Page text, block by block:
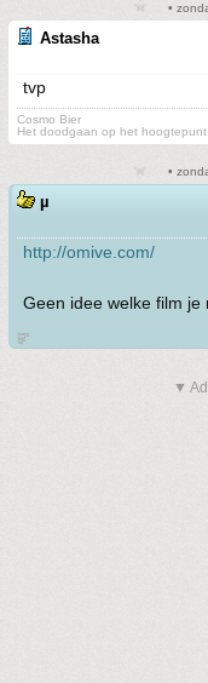
•
Astasha
tvp
Cosmo Bier
Het doodgaan op het
•
µ
http://omive.com/
Geen idee welke film je
జ్ఞ‌ా
▼